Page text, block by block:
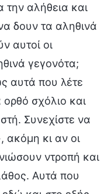
την αλήθεια και
δουν τα αληθινά
αυτοί οι
γεγονότα;
αυτά που λέτε
σχόλιο και
Συνεχίστε να
ακόμη κι αν οι
ντροπή και
Αυτά που